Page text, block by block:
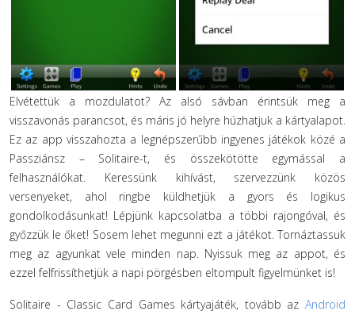
Elvétettük a mozdulatot? Az alsó sávban érintsük meg a
visszavonás parancsot, és máris jó helyre húzhatjuk a kártyalapot.
Ez az app visszahozta a legnépszerűbb ingyenes játékok közé a
Passziánsz – Solitaire-t, és összekötötte egymással a
felhasználókat. Keressünk kihívást, szervezzünk közös
versenyeket, ahol ringbe küldhetjük a gyors és logikus
gondolkodásunkat! Lépjünk kapcsolatba a többi rajongóval, és
győzzük le őket! Sosem lehet megunni ezt a játékot. Tornáztassuk
meg az agyunkat vele minden nap. Nyissuk meg az appot, és
ezzel felfrissíthetjük a napi pörgésben eltompult figyelmünket is!
Solitaire - Classic Card Games kártyajáték, tovább az Android